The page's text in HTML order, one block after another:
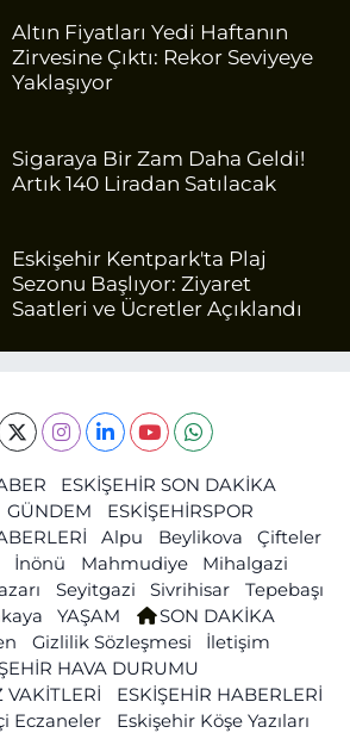
Altın Fiyatları Yedi Haftanın
Zirvesine Çıktı: Rekor Seviyeye
Yaklaşıyor
Sigaraya Bir Zam Daha Geldi!
Artık 140 Liradan Satılacak
Eskişehir Kentpark'ta Plaj
Sezonu Başlıyor: Ziyaret
Saatleri ve Ücretler Açıklandı
ESKİŞEHİR SON DAKİKA
GÜNDEM
ESKİŞEHİRSPOR
Alpu Beylikova
Çifteler
İnönü Mahmudiye
Mihalgazi
Seyitgazi Sivrihisar
Tepebaşı
YAŞAM
SON DAKİKA
Gizlilik Sözleşmesi
İletişim
HAVA DURUMU
VAKİTLERİ
ESKİŞEHİR HABERLERİ
Eczaneler
Eskişehir Köşe Yazıları